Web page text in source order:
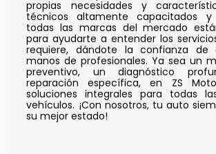
propias necesidades y
técnicos altamente capacitados
todas las marcas del mercado
para ayudarte a entender los
requiere, dándote la confianza
manos de profesionales. Ya sea un
preventivo, un diagnóstico
reparación específica, en ZS
soluciones integrales para todas
vehículos. ¡Con nosotros, tu auto
su mejor estado!